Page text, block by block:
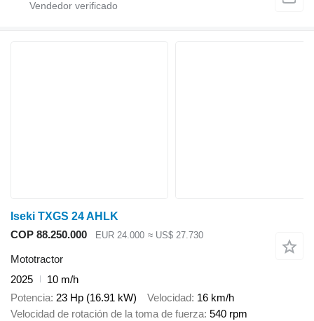
Iseki TXGS 24 AHLK
COP 88.250.000
EUR 24.000 ≈ US$ 27.730
Mototractor
2025
10 m/h
Potencia 23 Hp (16.91 kW) Velocidad 16 km/h
Velocidad de rotación de la toma de fuerza 540 rpm